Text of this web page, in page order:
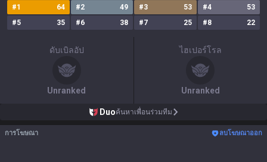
#1 64 #2 49 #3 53 #4
53
#5 35 #6 38 #7 25 #8 22
ดับเบิลอัป
Unranked
ไฮเปอร์โรล
Unranked
Duoค้นหาเพื่อนร่วมทีม
การโฆษณา ลบโฆษณาออก